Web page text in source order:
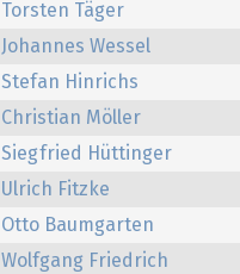
Torsten Täger
Johannes Wessel
Stefan Hinrichs
Christian Möller
Siegfried Hüttinger
Ulrich Fitzke
Otto Baumgarten
Wolfgang Friedrich